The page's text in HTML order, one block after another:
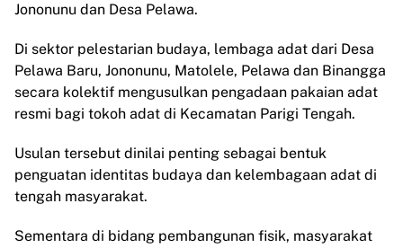
Jononunu dan Desa Pelawa.
Di sektor pelestarian budaya, lembaga adat dari Desa
Pelawa Baru, Jononunu, Matolele, Pelawa dan Binangga
secara kolektif mengusulkan pengadaan pakaian adat
resmi bagi tokoh adat di Kecamatan Parigi Tengah.
Usulan tersebut dinilai penting sebagai bentuk
penguatan identitas budaya dan kelembagaan adat di
tengah masyarakat.
Sementara di bidang pembangunan fisik, masyarakat